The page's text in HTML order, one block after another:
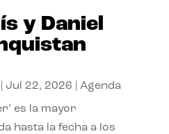
y Daniel
Jul 22, 2026 Agenda
es la mayor
hasta la fecha a los